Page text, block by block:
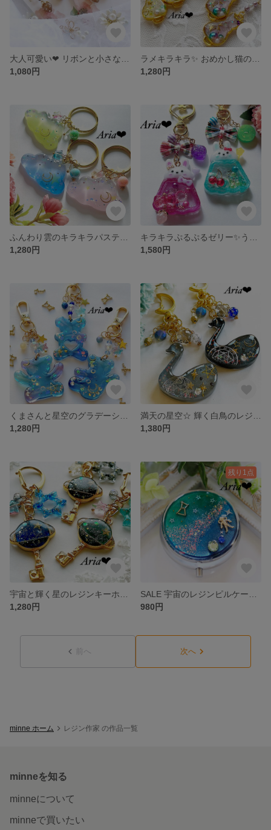
1,080円
1,280円
1,280円
1,580円
1,280円
1,380円
1,280円
残り1点
980円
前へ 次へ
minne ホーム レジン作家 の作品一覧
minneを知る
minneについて
minneで買いたい